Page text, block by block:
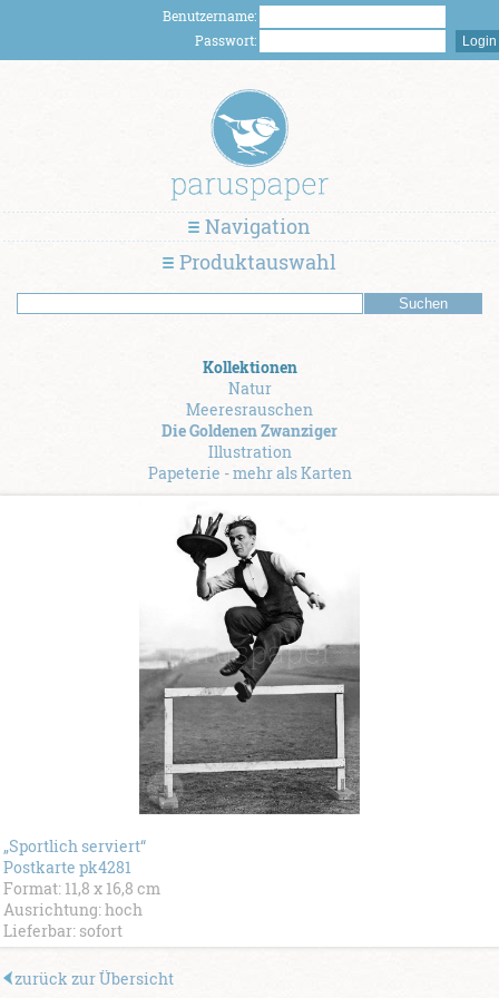
Benutzername:
Passwort:
Navigation
Produktauswahl
Kollektionen
Natur
Meeresrauschen
Die Goldenen Zwanziger
Illustration
Papeterie - mehr als Karten
„Sportlich serviert“
Postkarte pk4281
Format: 11,8 x 16,8 cm
Ausrichtung: hoch
Lieferbar: sofort
zurück zur Übersicht